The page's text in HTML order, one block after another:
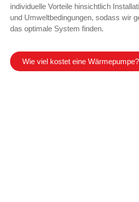
individuelle Vorteile hinsichtlich
und Umweltbedingungen, sodass wir
das optimale System finden.
Wie viel kostet eine Wärmepumpe?